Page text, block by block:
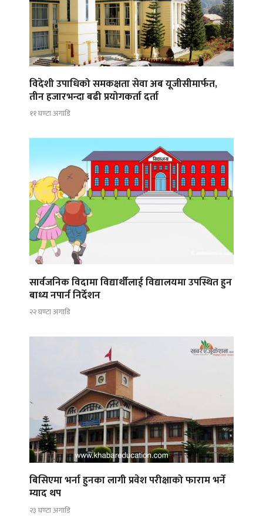
विदेशी उपाधिको समकक्षता सेवा अब यूजीसीमार्फत,
तीन हजारभन्दा बढी प्रयोगकर्ता दर्ता
११ घण्टा अगाडि
सार्वजनिक विदामा विद्यार्थीलाई विद्यालयमा उपस्थित हुन
बाध्य नपार्न निर्देशन
२२ घण्टा अगाडि
बिसिएमा भर्ना हुनका लागी प्रवेश परीक्षाको फाराम भर्ने
म्याद थप
२३ घण्टा अगाडि